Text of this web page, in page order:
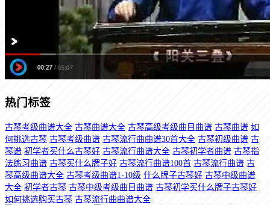
热门标签
古琴考级曲谱大全 古琴曲谱大全 古琴高级考级曲目曲谱 古琴曲谱 如
何挑选古琴 古琴考级曲谱 古琴流行曲曲谱30首大全 古琴初级曲谱 古
琴谱 初学者买什么古琴好 古琴流行曲谱大全 古琴初学者曲谱 古琴指
法练习曲谱 古琴买什么牌子好 古琴流行曲谱100首 古琴流行曲谱 古
琴高级曲谱大全 古琴考级曲谱1-10级 什么牌子古琴好 古琴中级曲谱
大全 初学者古琴 古琴中级考级曲目曲谱 古琴初学买什么牌子古琴好
如何挑选购买古琴 古琴流行曲曲谱大全